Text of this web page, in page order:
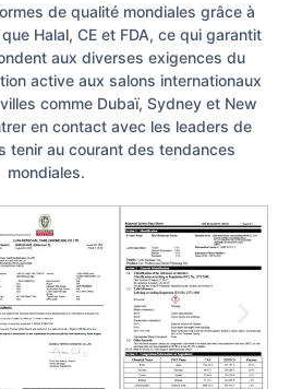
de qualité mondiales grâce à
Halal, CE et FDA, ce qui garantit
aux diverses exigences du
active aux salons internationaux
comme Dubaï, Sydney et New
en contact avec les leaders de
tenir au courant des tendances
mondiales.